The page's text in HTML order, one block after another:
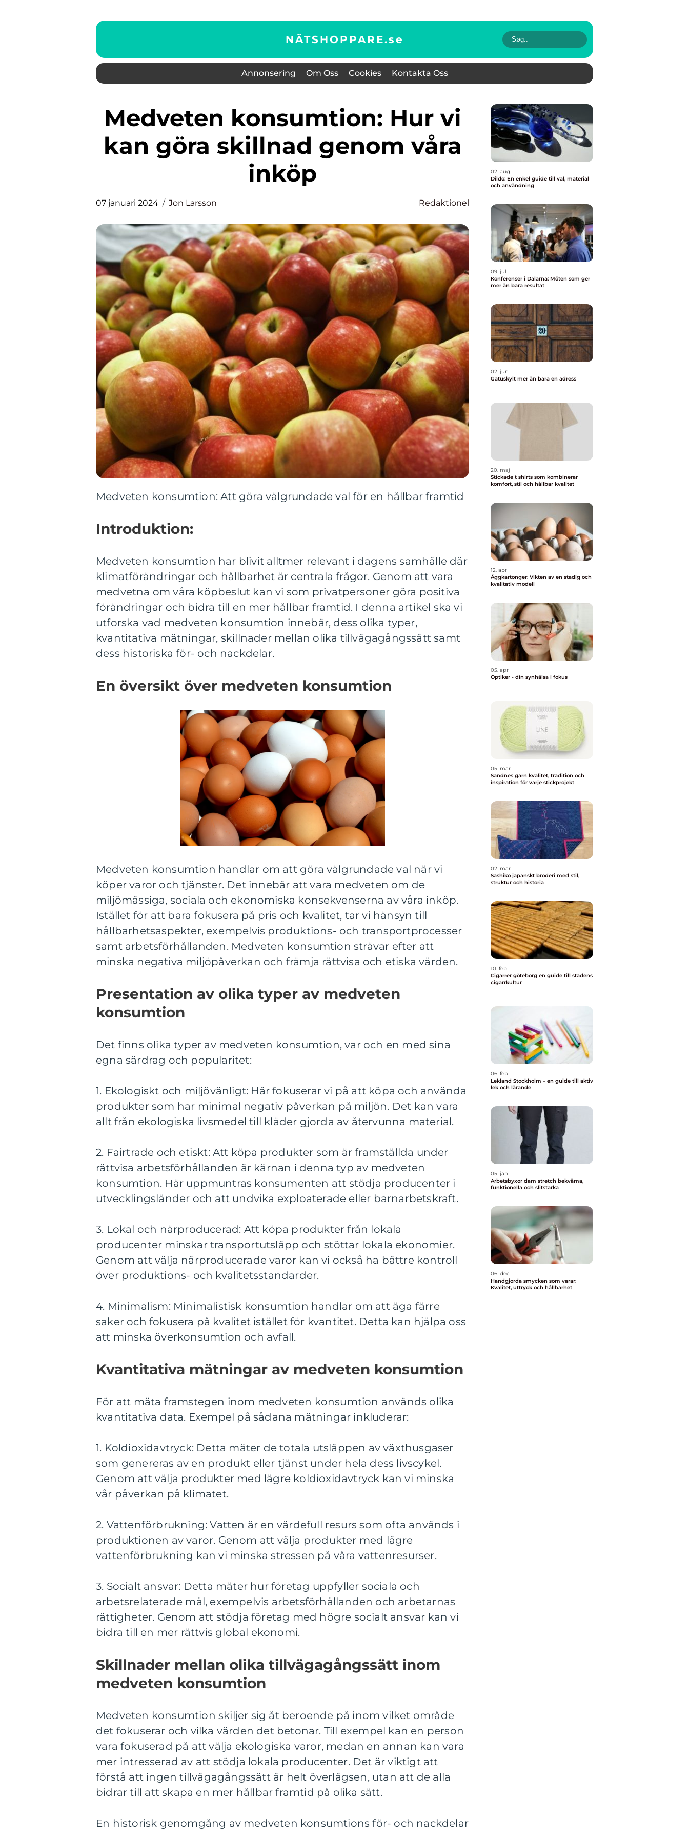
NÄTSHOPPARE.se
Annonsering Om Oss Cookies Kontakta Oss
Medveten konsumtion: Hur vi
kan göra skillnad genom våra
inköp
07 januari 2024 Jon Larsson Redaktionel
Medveten konsumtion: Att göra välgrundade val för en hållbar framtid
Introduktion:
Medveten konsumtion har blivit alltmer relevant i dagens samhälle där
klimatförändringar och hållbarhet är centrala frågor. Genom att vara
medvetna om våra köpbeslut kan vi som privatpersoner göra positiva
förändringar och bidra till en mer hållbar framtid. I denna artikel ska vi
utforska vad medveten konsumtion innebär, dess olika typer,
kvantitativa mätningar, skillnader mellan olika tillvägagångssätt samt
dess historiska för- och nackdelar.
En översikt över medveten konsumtion
Medveten konsumtion handlar om att göra välgrundade val när vi
köper varor och tjänster. Det innebär att vara medveten om de
miljömässiga, sociala och ekonomiska konsekvenserna av våra inköp.
Istället för att bara fokusera på pris och kvalitet, tar vi hänsyn till
hållbarhetsaspekter, exempelvis produktions- och transportprocesser
samt arbetsförhållanden. Medveten konsumtion strävar efter att
minska negativa miljöpåverkan och främja rättvisa och etiska värden.
Presentation av olika typer av medveten
konsumtion
Det finns olika typer av medveten konsumtion, var och en med sina
egna särdrag och popularitet:
1. Ekologiskt och miljövänligt: Här fokuserar vi på att köpa och använda
produkter som har minimal negativ påverkan på miljön. Det kan vara
allt från ekologiska livsmedel till kläder gjorda av återvunna material.
2. Fairtrade och etiskt: Att köpa produkter som är framställda under
rättvisa arbetsförhållanden är kärnan i denna typ av medveten
konsumtion. Här uppmuntras konsumenten att stödja producenter i
utvecklingsländer och att undvika exploaterade eller barnarbetskraft.
3. Lokal och närproducerad: Att köpa produkter från lokala
producenter minskar transportutsläpp och stöttar lokala ekonomier.
Genom att välja närproducerade varor kan vi också ha bättre kontroll
över produktions- och kvalitetsstandarder.
4. Minimalism: Minimalistisk konsumtion handlar om att äga färre
saker och fokusera på kvalitet istället för kvantitet. Detta kan hjälpa oss
att minska överkonsumtion och avfall.
Kvantitativa mätningar av medveten konsumtion
För att mäta framstegen inom medveten konsumtion används olika
kvantitativa data. Exempel på sådana mätningar inkluderar:
1. Koldioxidavtryck: Detta mäter de totala utsläppen av växthusgaser
som genereras av en produkt eller tjänst under hela dess livscykel.
Genom att välja produkter med lägre koldioxidavtryck kan vi minska
vår påverkan på klimatet.
2. Vattenförbrukning: Vatten är en värdefull resurs som ofta används i
produktionen av varor. Genom att välja produkter med lägre
vattenförbrukning kan vi minska stressen på våra vattenresurser.
3. Socialt ansvar: Detta mäter hur företag uppfyller sociala och
arbetsrelaterade mål, exempelvis arbetsförhållanden och arbetarnas
rättigheter. Genom att stödja företag med högre socialt ansvar kan vi
bidra till en mer rättvis global ekonomi.
Skillnader mellan olika tillvägagångssätt inom
medveten konsumtion
Medveten konsumtion skiljer sig åt beroende på inom vilket område
det fokuserar och vilka värden det betonar. Till exempel kan en person
vara fokuserad på att välja ekologiska varor, medan en annan kan vara
mer intresserad av att stödja lokala producenter. Det är viktigt att
förstå att ingen tillvägagångssätt är helt överlägsen, utan att de alla
bidrar till att skapa en mer hållbar framtid på olika sätt.
En historisk genomgång av medveten konsumtions för- och nackdelar
02. aug
Dildo: En enkel guide till val, material
och användning
09. jul
Konferenser i Dalarna: Möten som ger
mer än bara resultat
02. jun
Gatuskylt mer än bara en adress
20. maj
Stickade t shirts som kombinerar
komfort, stil och hållbar kvalitet
12. apr
Äggkartonger: Vikten av en stadig och
kvalitativ modell
05. apr
Optiker - din synhälsa i fokus
05. mar
Sandnes garn kvalitet, tradition och
inspiration för varje stickprojekt
02. mar
Sashiko japanskt broderi med stil,
struktur och historia
10. feb
Cigarrer göteborg en guide till stadens
cigarrkultur
06. feb
Lekland Stockholm – en guide till aktiv
lek och lärande
05. jan
Arbetsbyxor dam stretch bekväma,
funktionella och slitstarka
06. dec
Handgjorda smycken som varar:
Kvalitet, uttryck och hållbarhet